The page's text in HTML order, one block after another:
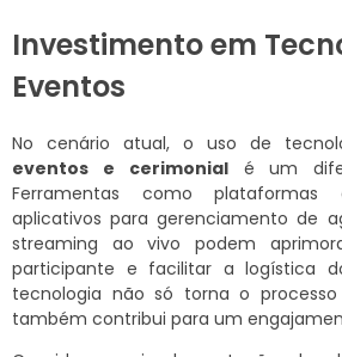
Investimento em
Eventos
No cenário atual, o uso de
eventos e cerimonialé um
Ferramentas como plataformas
aplicativos para gerenciamento de
streaming ao vivo podem
participante e facilitar a logística
tecnologia não só torna o
também contribui para um